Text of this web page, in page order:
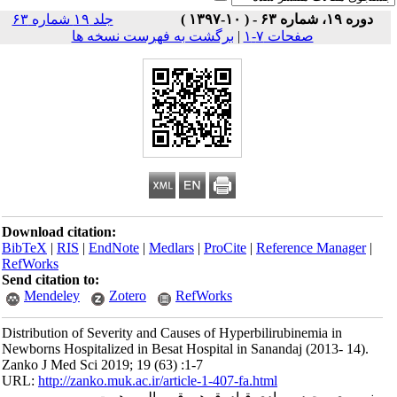
جلد ۱۹ شماره ۶۳
|برگشت به فهرست نسخه ها
Download citation:
BibTeX|RIS| EndNote |Medlars |ProCite|Reference
RefWorks
Send citation to:
Mendeley
Zotero RefWorks
Distribution of Severity and Causes of Hyperbilirubinemia
Newborns Hospitalized in Besat Hospital in Sanandaj
Zanko J Med Sci 2019; 19 (63) :1-7
URL:http://zanko.muk.ac.ir/article-1-407-fa.html